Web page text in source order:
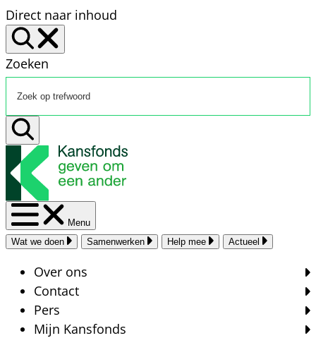
Direct naar inhoud
Zoeken
Menu
Wat we doen
Samenwerken Help mee Actueel
Over ons
Contact
Pers
Mijn Kansfonds